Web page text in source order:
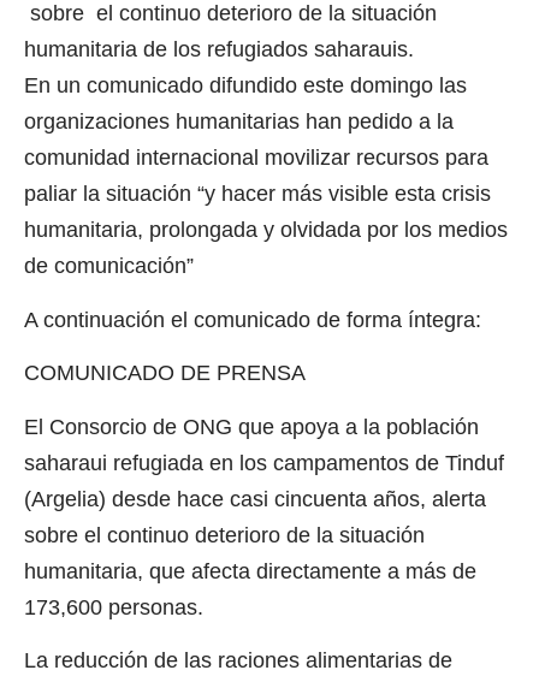
sobre el continuo deterioro de la situación
humanitaria de los refugiados saharauis.
En un comunicado difundido este domingo las
organizaciones humanitarias han pedido a la
comunidad internacional movilizar recursos para
paliar la situación “y hacer más visible esta crisis
humanitaria, prolongada y olvidada por los medios
de comunicación”
A continuación el comunicado de forma íntegra:
COMUNICADO DE PRENSA
El Consorcio de ONG que apoya a la población
saharaui refugiada en los campamentos de Tinduf
(Argelia) desde hace casi cincuenta años, alerta
sobre el continuo deterioro de la situación
humanitaria, que afecta directamente a más de
173,600 personas.
La reducción de las raciones alimentarias de